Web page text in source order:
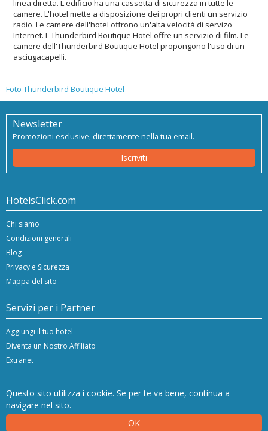
Questo sito utilizza i cookie. Se per te va bene, continua a
navigare nel sito.
OK
linea diretta. L'edificio ha una cassetta di sicurezza in tutte le
camere. L'hotel mette a disposizione dei propri clienti un servizio
radio. Le camere dell'hotel offrono un'alta velocità di servizo
Internet. L'Thunderbird Boutique Hotel offre un servizio di film. Le
camere dell'Thunderbird Boutique Hotel propongono l'uso di un
asciugacapelli.
Foto Thunderbird Boutique Hotel
Newsletter
Promozioni esclusive, direttamente nella tua email.
Iscriviti
HotelsClick.com
Chi siamo
Condizioni generali
Blog
Privacy e Sicurezza
Mappa del sito
Servizi per i Partner
Aggiungi il tuo hotel
Diventa un Nostro Affiliato
Extranet
Copyright © 2024/26 Hashnap srl. All rights reserved | P.Iva IT-04396920276